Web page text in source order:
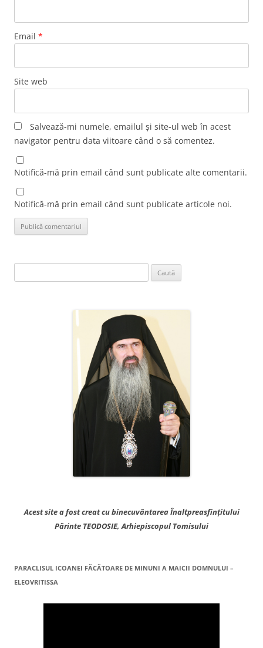
Email *
Site web
Salvează-mi numele, emailul și site-ul web în acest
navigator pentru data viitoare când o să comentez.
Notifică-mă prin email când sunt publicate alte comentarii.
Notifică-mă prin email când sunt publicate articole noi.
după:
Acest site a fost creat cu binecuvântarea Înaltpreasfințitului
Părinte TEODOSIE, Arhiepiscopul Tomisului
PARACLISUL ICOANEI FĂCĂTOARE DE MINUNI A MAICII DOMNULUI –
ELEOVRITISSA